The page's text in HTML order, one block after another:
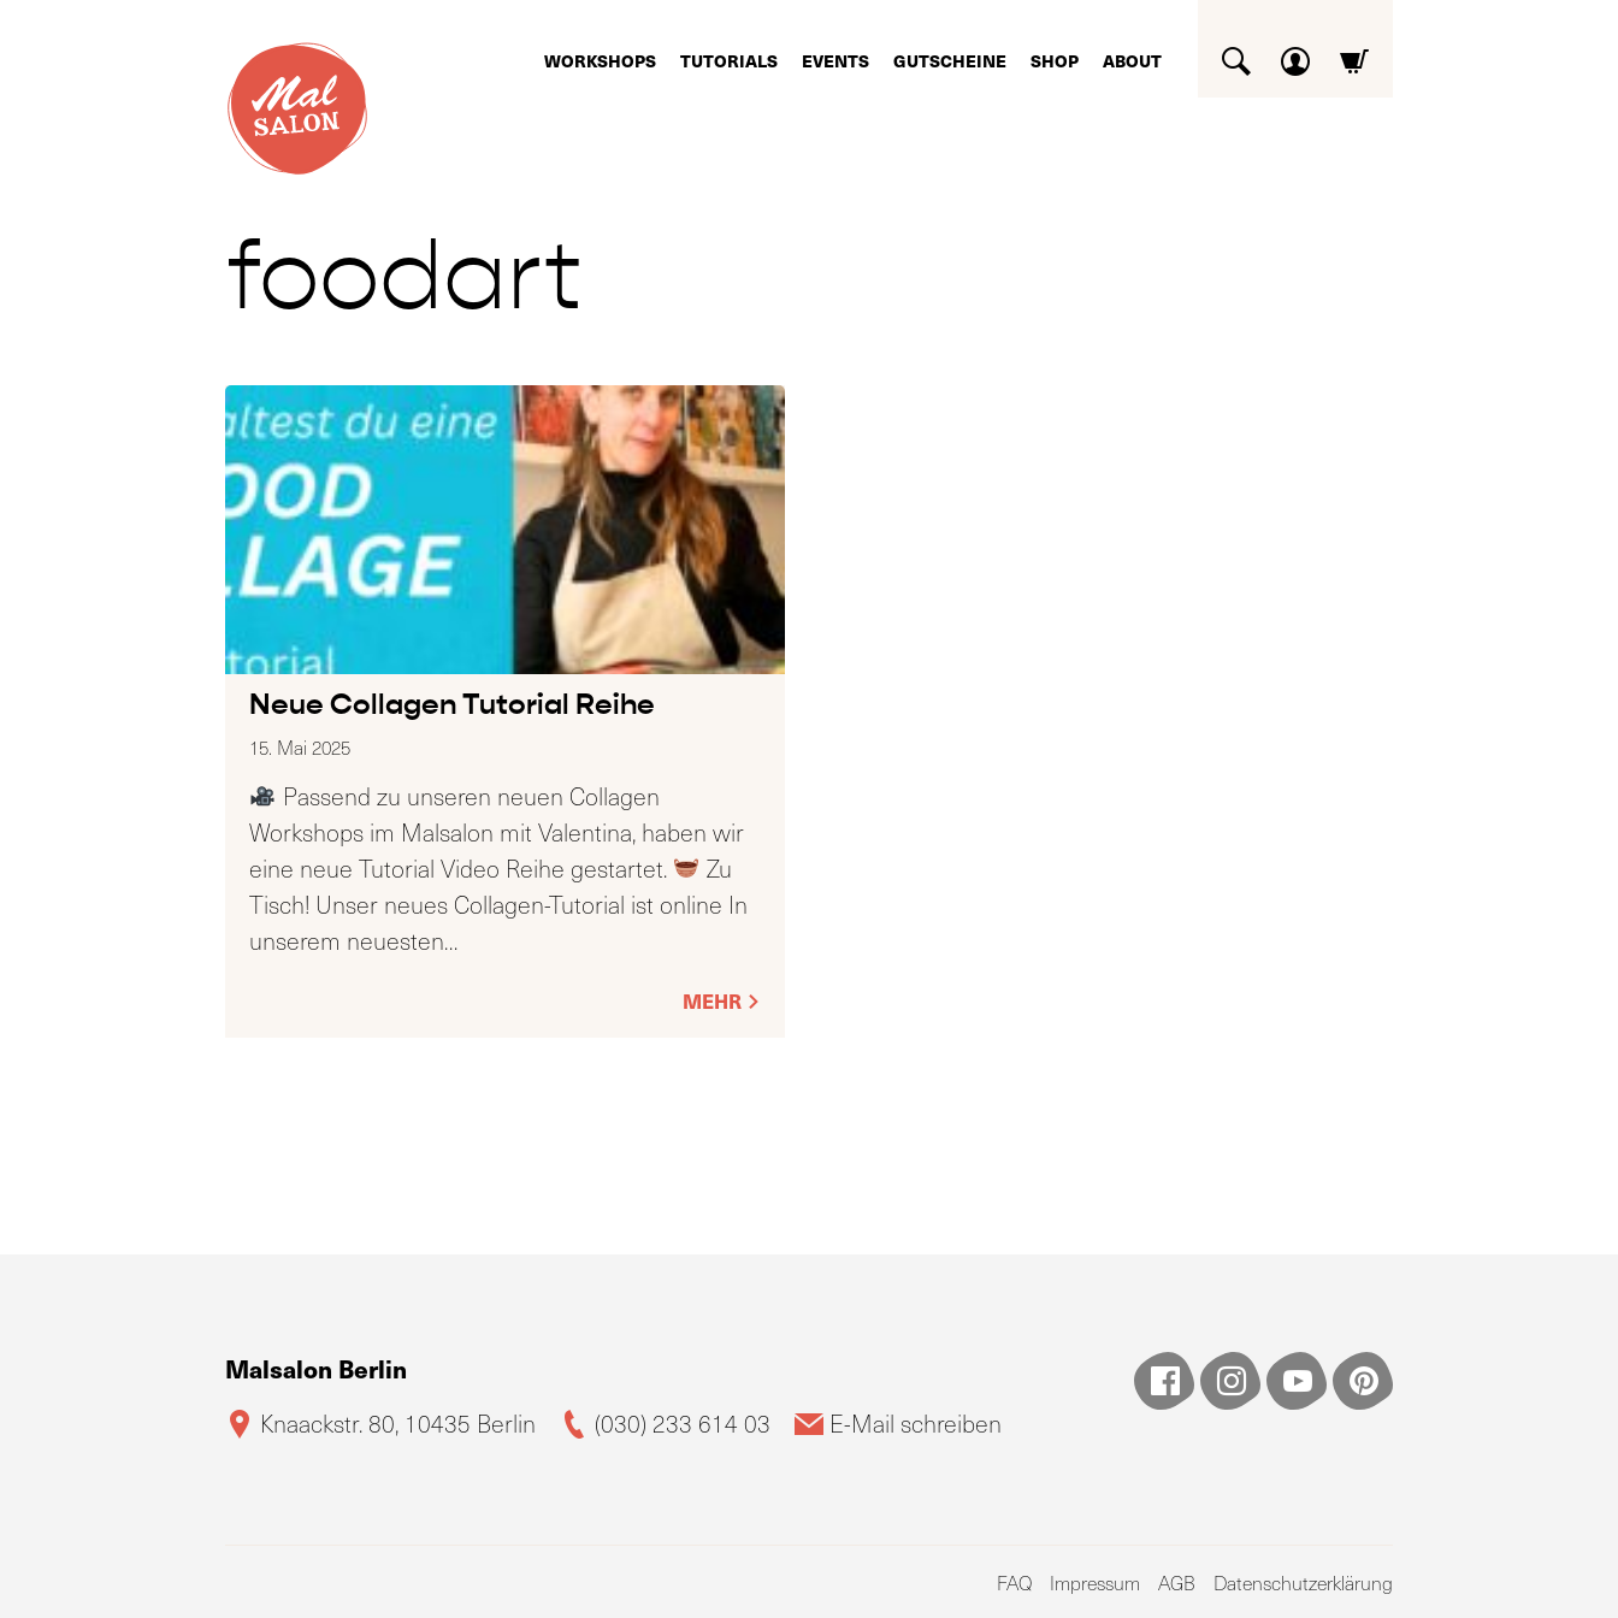
WORKSHOPS TUTORIALS EVENTS GUTSCHEINE SHOP ABOUT
foodart
Neue Collagen Tutorial Reihe
15. Mai 2025
Passend zu unseren neuen Collagen
Workshops im Malsalon mit Valentina, haben wir
eine neue Tutorial Video Reihe gestartet.
Zu
Tisch! Unser neues Collagen-Tutorial ist online In
unserem neuesten…
MEHR
Malsalon Berlin
Knaackstr. 80, 10435 Berlin (030) 233 614 03 E-Mail schreiben
FAQ Impressum AGB Datenschutzerklärung